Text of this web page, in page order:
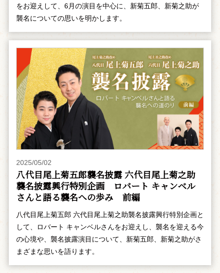
をお迎えして、6月の演目を中心に、新菊五郎、新菊之助が
襲名についての思いを明かします。
2025/05/02
八代目尾上菊五郎襲名披露 六代目尾上菊之助
襲名披露興行特別企画 ――ロバート キャンベル
さんと語る襲名への歩み 前編
八代目尾上菊五郎 六代目尾上菊之助襲名披露興行特別企画と
して、ロバート キャンベルさんをお迎えし、襲名を迎える今
の心境や、襲名披露演目について、新菊五郎、新菊之助がさ
まざまな思いを語ります。